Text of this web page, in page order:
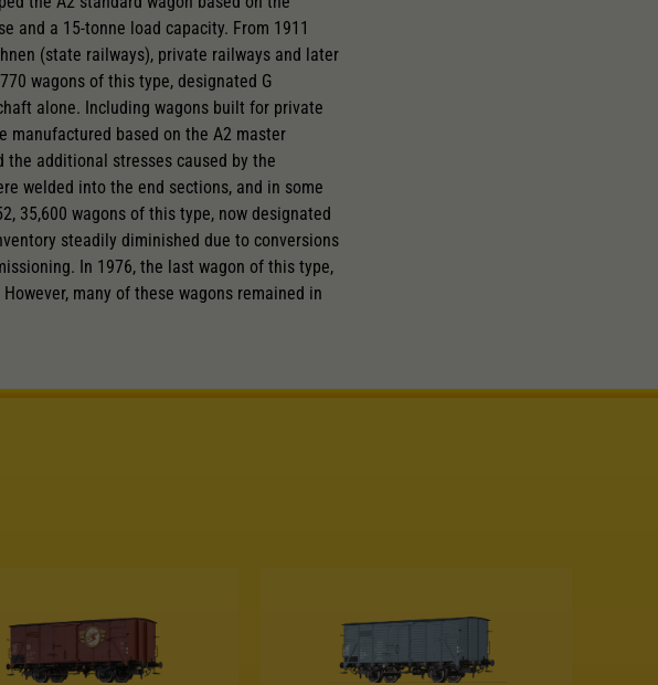
and a 15-tonne load capacity. From 1911
(state railways), private railways and later
wagons of this type, designated G
alone. Including wagons built for private
manufactured based on the A2 master
the additional stresses caused by the
welded into the end sections, and in some
35,600 wagons of this type, now designated
steadily diminished due to conversions
In 1976, the last wagon of this type,
many of these wagons remained in